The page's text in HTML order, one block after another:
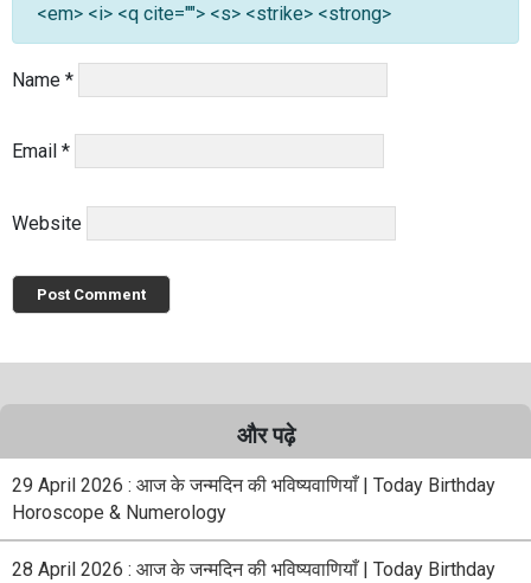
<em> <i> <q cite=""> <s> <strike> <strong>
Name *
Email *
Website
और पढ़े
29 April 2026 : आज के जन्मदिन की भविष्यवाणियाँ | Today Birthday
Horoscope & Numerology
28 April 2026 : आज के जन्मदिन की भविष्यवाणियाँ | Today Birthday